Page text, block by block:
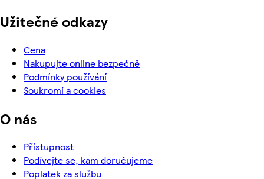
Užitečné odkazy
Cena
Nakupujte online bezpečně
Podmínky používání
Soukromí a cookies
O nás
Přístupnost
Podívejte se, kam doručujeme
Poplatek za službu